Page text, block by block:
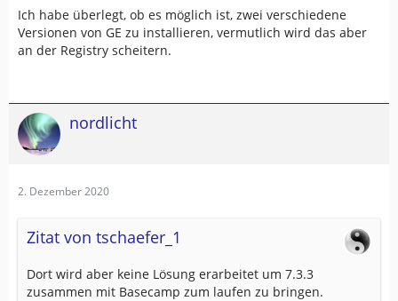
Ich habe überlegt, ob es möglich ist, zwei verschiedene
Versionen von GE zu installieren, vermutlich wird das aber
an der Registry scheitern.
nordlicht
2. Dezember 2020
Zitat von tschaefer_1
Dort wird aber keine Lösung erarbeitet um 7.3.3
zusammen mit Basecamp zum laufen zu bringen.